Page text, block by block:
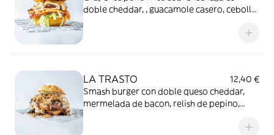
doble cheddar, , guacamole casero, cebolla
LA TRASTO
12,40 €
Smash burger con doble queso cheddar,
mermelada de bacon, relish de pepino,